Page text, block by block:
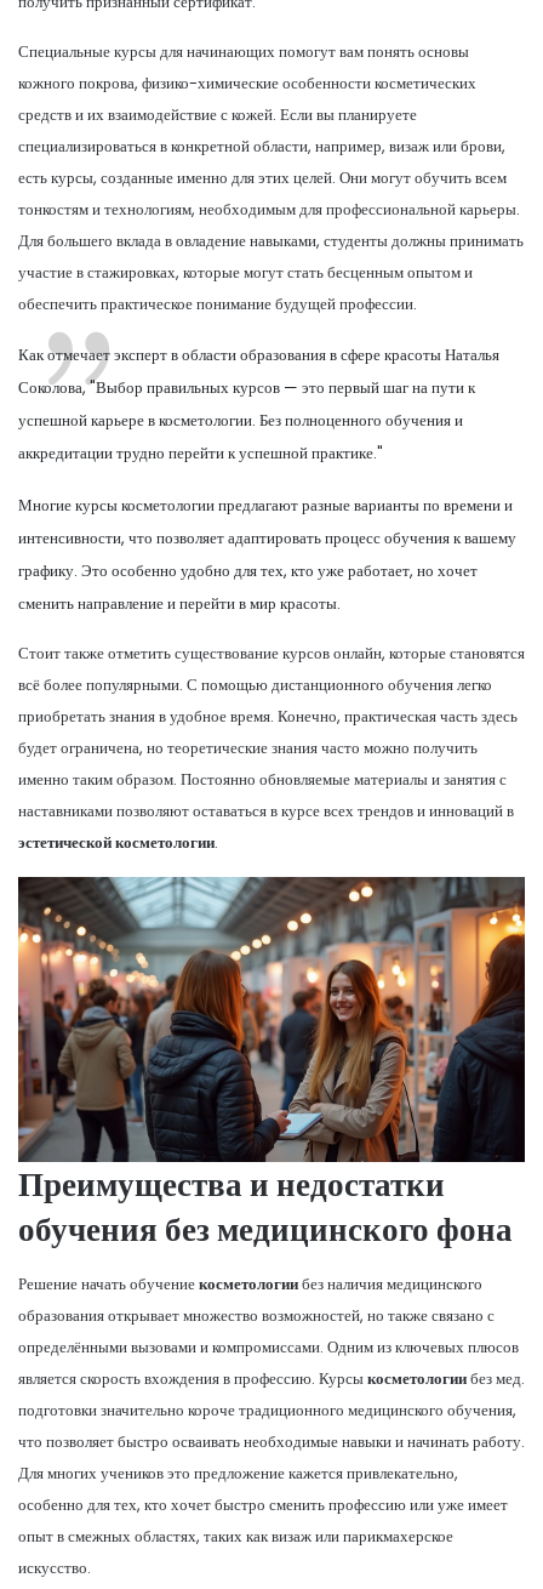
Специальные курсы для начинающих помогут вам понять основы
кожного покрова, физико-химические особенности косметических
средств и их взаимодействие с кожей. Если вы планируете
специализироваться в конкретной области, например, визаж или брови,
есть курсы, созданные именно для этих целей. Они могут обучить всем
тонкостям и технологиям, необходимым для профессиональной карьеры.
Для большего вклада в овладение навыками, студенты должны принимать
участие в стажировках, которые могут стать бесценным опытом и
обеспечить практическое понимание будущей профессии.
Как отмечает эксперт в области образования в сфере красоты Наталья
Соколова, "Выбор правильных курсов — это первый шаг на пути к
успешной карьере в косметологии. Без полноценного обучения и
аккредитации трудно перейти к успешной практике."
Многие курсы косметологии предлагают разные варианты по времени и
интенсивности, что позволяет адаптировать процесс обучения к вашему
графику. Это особенно удобно для тех, кто уже работает, но хочет
сменить направление и перейти в мир красоты.
Стоит также отметить существование курсов онлайн, которые становятся
всё более популярными. С помощью дистанционного обучения легко
приобретать знания в удобное время. Конечно, практическая часть здесь
будет ограничена, но теоретические знания часто можно получить
именно таким образом. Постоянно обновляемые материалы и занятия с
наставниками позволяют оставаться в курсе всех трендов и инноваций в
эстетической косметологии.
Преимущества и недостатки
обучения без медицинского фона
Решение начать обучениекосметологиибез наличия медицинского
образования открывает множество возможностей, но также связано с
определёнными вызовами и компромиссами. Одним из ключевых плюсов
является скорость вхождения в профессию. Курсыкосметологиибез мед.
подготовки значительно короче традиционного медицинского обучения,
что позволяет быстро осваивать необходимые навыки и начинать работу.
Для многих учеников это предложение кажется привлекательно,
особенно для тех, кто хочет быстро сменить профессию или уже имеет
опыт в смежных областях, таких как визаж или парикмахерское
искусство.